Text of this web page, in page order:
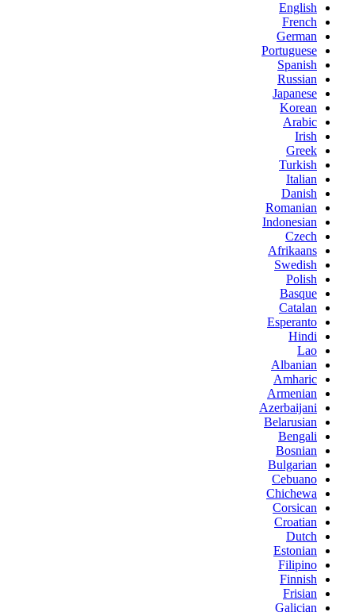
English
French
German
Portuguese
Spanish
Russian
Japanese
Korean
Arabic
Irish
Greek
Turkish
Italian
Danish
Romanian
Indonesian
Czech
Afrikaans
Swedish
Polish
Basque
Catalan
Esperanto
Hindi
Lao
Albanian
Amharic
Armenian
Azerbaijani
Belarusian
Bengali
Bosnian
Bulgarian
Cebuano
Chichewa
Corsican
Croatian
Dutch
Estonian
Filipino
Finnish
Frisian
Galician